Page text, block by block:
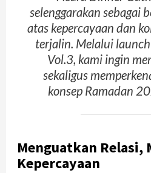
selenggarakan sebagai
atas kepercayaan dan
terjalin. Melalui
Vol.3, kami ingin
sekaligus
konsep Ramadan
Menguatkan Relasi,
Kepercayaan